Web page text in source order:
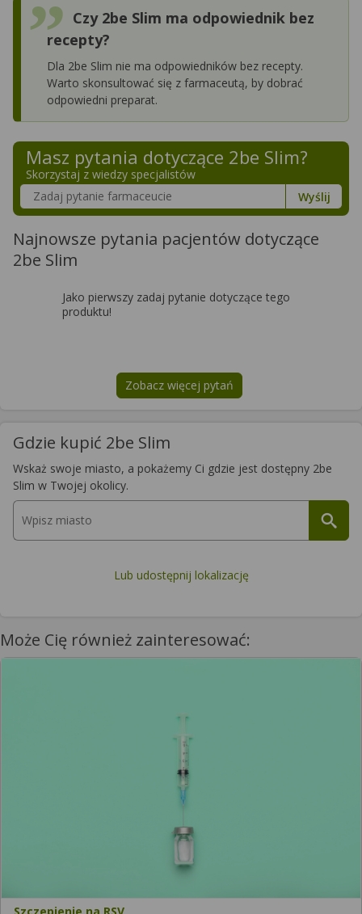
Czy 2be Slim ma odpowiednik bez
recepty?
Dla 2be Slim nie ma odpowiedników bez recepty.
Warto skonsultować się z farmaceutą, by dobrać
odpowiedni preparat.
Masz pytania dotyczące 2be Slim?
Skorzystaj z wiedzy specjalistów
Szukaj w poradnikach o zdrowiu
Wyślij
Najnowsze pytania pacjentów dotyczące
2be Slim
Jako pierwszy zadaj pytanie dotyczące tego
produktu!
Zobacz więcej pytań
na temat2be Slim
Gdzie kupić 2be Slim
Wskaż swoje miasto, a pokażemy Ci gdzie jest dostępny 2be
Slim w Twojej okolicy.
Lub udostępnij lokalizację
Może Cię również zainteresować: